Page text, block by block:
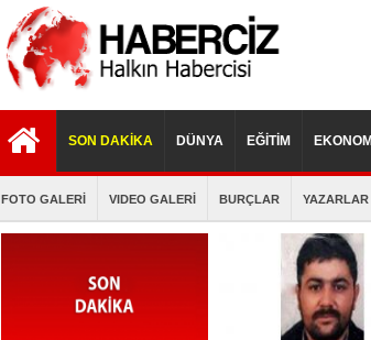
SON DAKİKA DÜNYA EĞİTİM EKONOMİ
FOTO GALERİ VIDEO GALERİ BURÇLAR YAZARLAR